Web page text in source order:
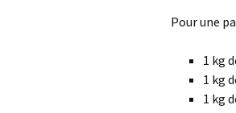
Pour une
1 kg
1 kg
1 kg